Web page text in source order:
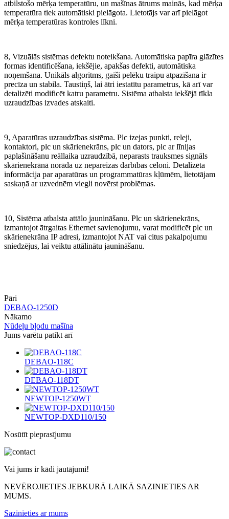
atbilstošo mērķa temperatūru, un mašīnas ātrums mainās, kad mērķa
temperatūra tiek automātiski pielāgota. Lietotājs var arī pielāgot
mērķa temperatūras kontroles līkni.
8, Vizuālās sistēmas defektu noteikšana. Automātiska papīra glāzītes
formas identificēšana, iekšējie, apakšas defekti, automātiska
noņemšana. Unikāls algoritms, gaiši pelēku traipu atpazīšana ir
precīza un stabila. Taustiņš, lai ātri iestatītu parametrus, kā arī var
detalizēti modificēt katru parametru. Sistēma atbalsta iekšējā tīkla
uzraudzības izvades atskaiti.
9, Aparatūras uzraudzības sistēma. Plc izejas punkti, releji,
kontaktori, plc un skārienekrāns, plc un dators, plc ar līnijas
paplašināšanu reāllaika uzraudzībā, neparasts trauksmes signāls
skārienekrānā norāda uz nepareizas darbības cēloni. Detalizēta
informācija par aparatūras un programmatūras kļūmēm, lietotājam
saskaņā ar uzvednēm viegli novērst problēmas.
10, Sistēma atbalsta attālo jaunināšanu. Plc un skārienekrāns,
izmantojot ātrgaitas Ethernet savienojumu, varat modificēt plc un
skārienekrāna IP adresi, izmantojot NAT vai citus pakalpojumu
sniedzējus, lai veiktu attālinātu jaunināšanu.
Pāri
DEBAO-1250D
Nākamo
Nūdeļu bļodu mašīna
Jums varētu patikt arī
DEBAO-118C
DEBAO-118DT
NEWTOP-1250WT
NEWTOP-DXD110/150
Nosūtīt pieprasījumu
Vai jums ir kādi jautājumi!
NEVĒROJIETIES JEBKURĀ LAIKĀ SAZINIETIES AR
MUMS.
Sazinieties ar mums